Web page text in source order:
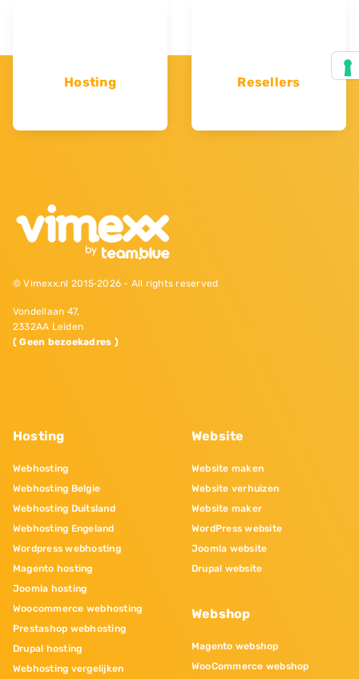
Hosting Resellers
© Vimexx.nl 2015‐2026 - All rights reserved
Vondellaan 47,
2332AA Leiden
( Geen bezoekadres )
Hosting
Webhosting
Webhosting Belgie
Webhosting Duitsland
Webhosting Engeland
Wordpress webhosting
Magento hosting
Joomla hosting
Woocommerce webhosting
Prestashop webhosting
Drupal hosting
Webhosting vergelijken
Website
Website maken
Website verhuizen
Website maker
WordPress website
Joomla website
Drupal website
Webshop
Magento webshop
WooCommerce webshop